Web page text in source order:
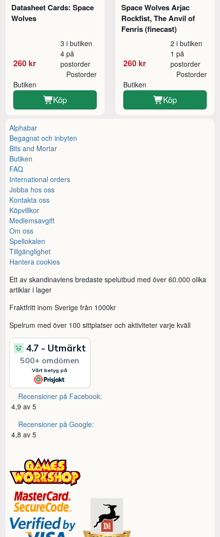
Datasheet Cards: Space
Wolves
260 kr
3 i butiken
4 på
postorder
Butiken
Postorder
Köp
Space Wolves Arjac
Rockfist, The Anvil of
Fenris (finecast)
260 kr
2 i butiken
1 på
postorder
Butiken
Postorder
Köp
Alphabar
Begagnat och inbyten
Bits and Mortar
Butiken
FAQ
International orders
Jobba hos oss
Kontakta oss
Köpvillkor
Medlemsavgift
Om oss
Spellokalen
Tillgänglighet
Hantera cookies
Ett av skandinaviens bredaste spelutbud med över 60.000 olika
artiklar i lager
Fraktfritt inom Sverige från 1000kr
Spelrum med över 100 sittplatser och aktiviteter varje kväll
Recensioner på Facebook:
4,9 av 5
Recensioner på Google:
4,8 av 5